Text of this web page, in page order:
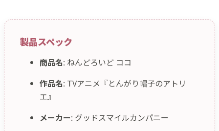
製品スペック
商品名: ねんどろいど ココ
作品名: TVアニメ『とんがり帽子のアトリ
エ』
メーカー: グッドスマイルカンパニー